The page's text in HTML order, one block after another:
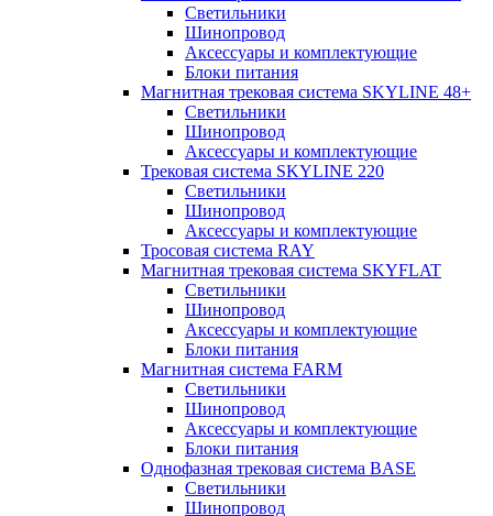
Светильники
Шинопровод
Аксессуары и комплектующие
Блоки питания
Магнитная трековая система SKYLINE 48+
Светильники
Шинопровод
Аксессуары и комплектующие
Трековая система SKYLINE 220
Светильники
Шинопровод
Аксессуары и комплектующие
Тросовая система RAY
Магнитная трековая система SKYFLAT
Светильники
Шинопровод
Аксессуары и комплектующие
Блоки питания
Магнитная система FARM
Светильники
Шинопровод
Аксессуары и комплектующие
Блоки питания
Однофазная трековая система BASE
Светильники
Шинопровод